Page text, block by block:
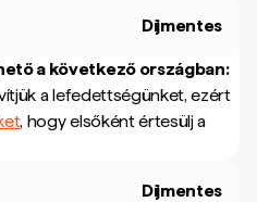
Díjmentes
a következő országban:
a lefedettségünket, ezért
, hogy elsőként értesülj a
Díjmentes